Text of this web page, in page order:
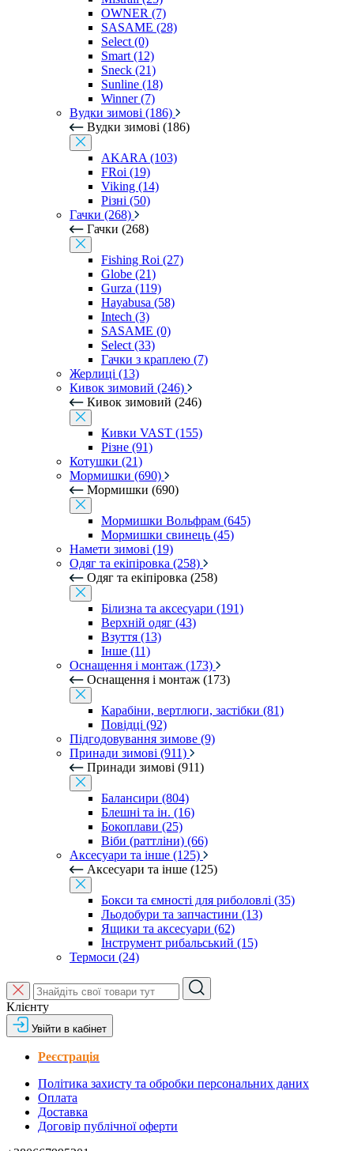
OWNER (7)
SASAME (28)
Select (0)
Smart (12)
Sneck (21)
Sunline (18)
Winner (7)
Вудки зимові (186)
Вудки зимові (186)
AKARA (103)
FRoi (19)
Viking (14)
Різні (50)
Гачки (268)
Гачки (268)
Fishing Roi (27)
Globe (21)
Gurza (119)
Hayabusa (58)
Intech (3)
SASAME (0)
Select (33)
Гачки з краплею (7)
Жерлиці (13)
Кивок зимовий (246)
Кивок зимовий (246)
Кивки VAST (155)
Різне (91)
Котушки (21)
Мормишки (690)
Мормишки (690)
Мормишки Вольфрам (645)
Мормишки свинець (45)
Намети зимові (19)
Одяг та екіпіровка (258)
Одяг та екіпіровка (258)
Білизна та аксесуари (191)
Верхній одяг (43)
Взуття (13)
Інше (11)
Оснащення і монтаж (173)
Оснащення і монтаж (173)
Карабіни, вертлюги, застібки (81)
Повідці (92)
Підгодовування зимове (9)
Принади зимові (911)
Принади зимові (911)
Балансири (804)
Блешні та ін. (16)
Бокоплави (25)
Віби (раттліни) (66)
Аксесуари та інше (125)
Аксесуари та інше (125)
Бокси та ємності для риболовлі (35)
Льодобури та запчастини (13)
Ящики та аксесуари (62)
Інструмент рибальський (15)
Термоси (24)
Клієнту
Увійти в кабінет
Реєстрація
Політика захисту та обробки персональних даних
Оплата
Доставка
Договір публічної оферти